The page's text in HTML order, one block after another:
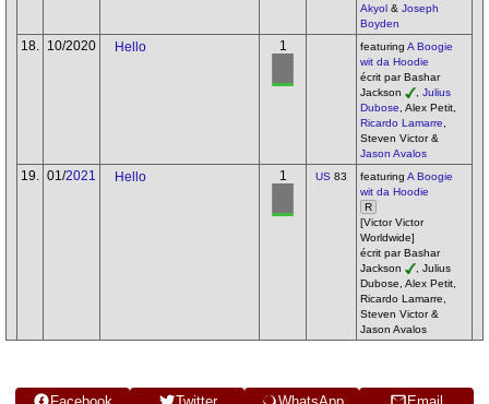
Akyol & Joseph
Boyden
18. 10/2020 Hello 1 featuring A Boogie
wit da Hoodie
écrit par Bashar
Jackson
Julius
Dubose , Alex Petit,
Ricardo Lamarre
Steven Victor &
Jason Avalos
19. 01/2021 Hello 1 US 83 featuring A Boogie
wit da Hoodie
R
[Victor Victor
Worldwide]
écrit par Bashar
Jackson
, Julius
Dubose, Alex Petit,
Ricardo Lamarre,
Steven Victor &
Jason Avalos